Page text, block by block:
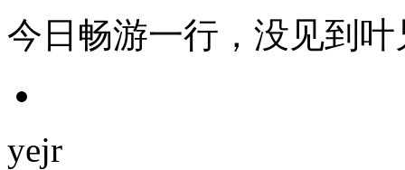
今日畅游一行，没见到
yejr